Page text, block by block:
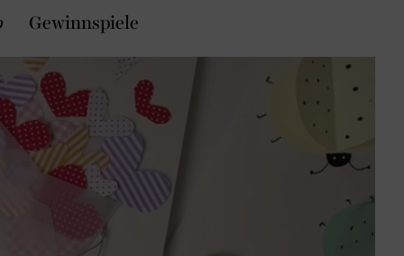
Gewinnspiele